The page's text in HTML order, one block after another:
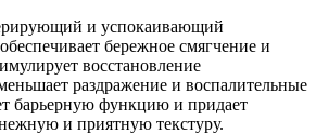
и успокаивающий
бережное смягчение и
восстановление
раздражение и воспалительные
барьерную функцию и придает
и приятную текстуру.